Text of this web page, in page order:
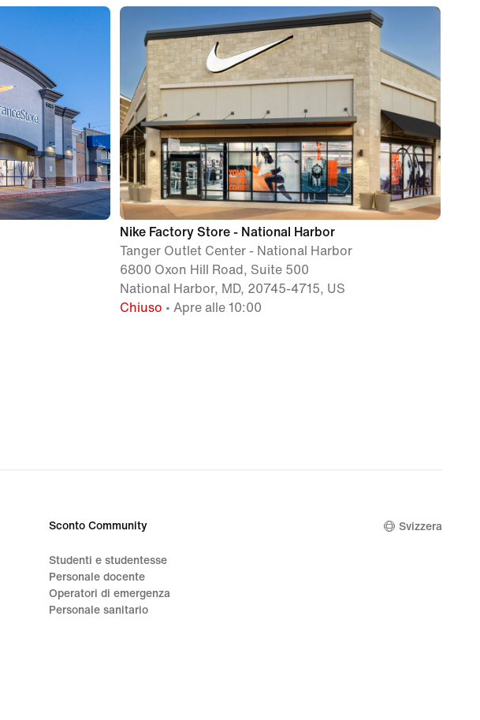
Nike Factory Store - National Harbor
Tanger Outlet Center - National Harbor
6800 Oxon Hill Road, Suite 500
National Harbor, MD, 20745-4715, US
Chiuso • Apre alle 10:00
Sconto Community
Studenti e studentesse
Personale docente
Operatori di emergenza
Personale sanitario
Svizzera